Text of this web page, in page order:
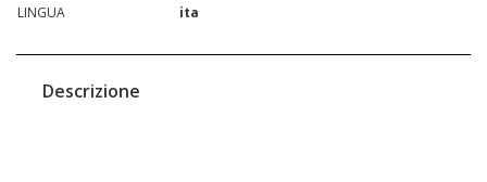
LINGUA
ita
Descrizione